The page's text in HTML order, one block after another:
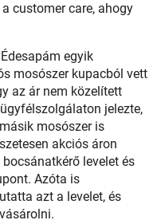
customer care, ahogy
egyik
mosószer kupacból vett
az ár nem közelített
jelezte,
mosószer is
akciós áron
levelet és
Azóta is
azt a levelet, és